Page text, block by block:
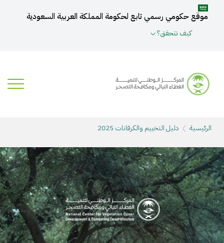
موقع حكومي رسمي تابع لحكومة المملكة العربية السعودية
كيف تتحقق؟
الرئيسية دليل التخييم والكرفانات 2025